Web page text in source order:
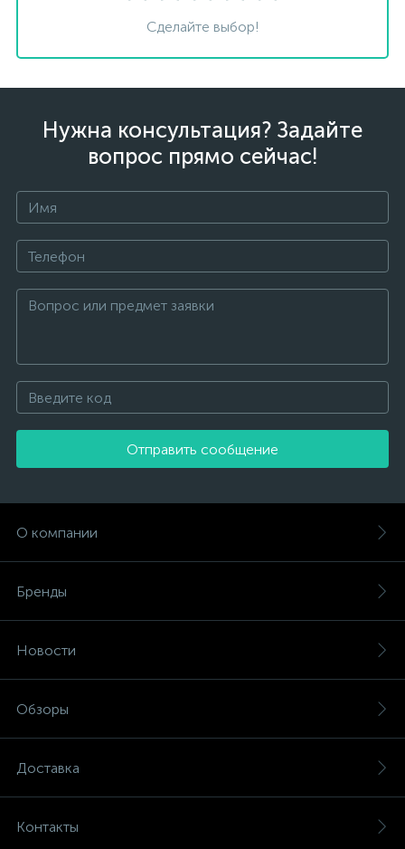
Сделайте выбор!
Нужна консультация? Задайте
вопрос прямо сейчас!
Отправить сообщение
О компании
Бренды
Новости
Обзоры
Доставка
Контакты